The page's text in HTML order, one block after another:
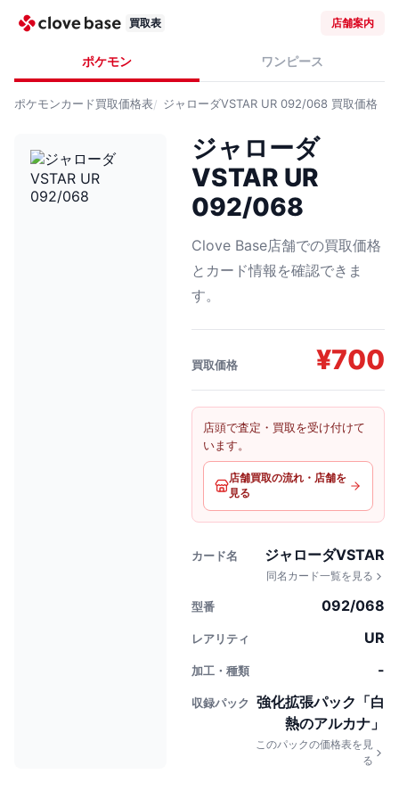
買取表 店舗案内
ポケモン ワンピース
ポケモンカード買取価格表 ジャローダVSTAR UR 092/068 買取価格
ジャローダ
VSTAR UR
092/068
Clove Base店舗での買取価格
とカード情報を確認できま
す。
買取価格 ¥700
店頭で査定・買取を受け付けて
います。
店舗買取の流れ・店舗を
見る
カード名 ジャローダVSTAR
同名カード一覧を見る
型番 092/068
レアリティ UR
加工・種類 -
収録パック
強化拡張パック「白
熱のアルカナ」
このパックの価格表を見
る